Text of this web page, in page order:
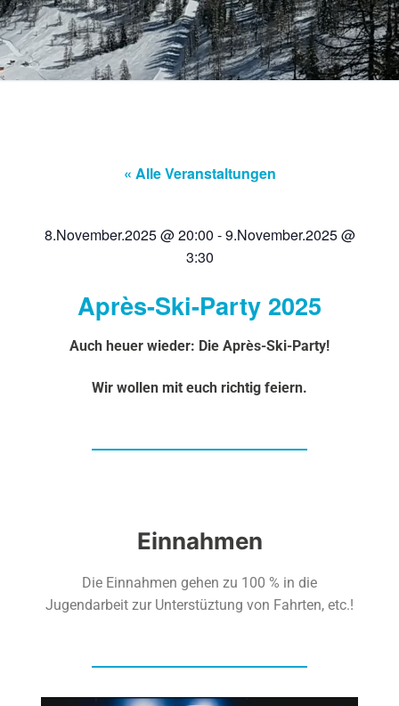
« Alle Veranstaltungen
8.November.2025@20:00 -9.November.2025@
3:30
Après-Ski-Party 2025
Auch heuer wieder: Die Après-Ski-Party!
Wir wollen mit euch richtig feiern.
Einnahmen
Die Einnahmen gehen zu 100 % in die
Jugendarbeit zur Unterstüztung von Fahrten, etc.!